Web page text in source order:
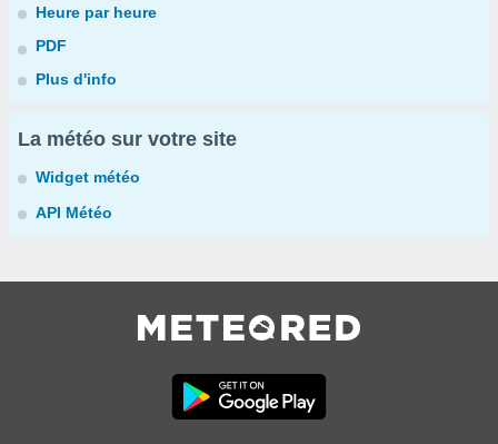
Heure par heure
PDF
Plus d'info
La météo sur votre site
Widget météo
API Météo